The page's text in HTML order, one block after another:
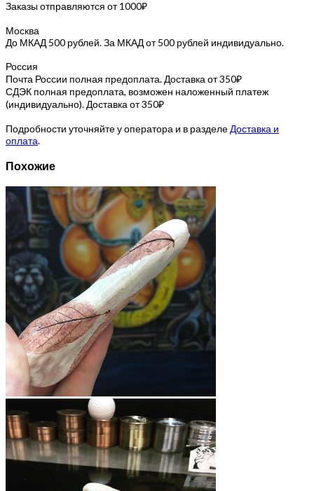
Заказы отправляются от 1000₽
Москва
До МКАД 500 рублей. За МКАД от 500 рублей индивидуально.
Россия
Почта России полная предоплата. Доставка от 350₽
СДЭК полная предоплата, возможен наложенный платеж
(индивидуально). Доставка от 350₽
Подробности уточняйте у оператора и в разделе Доставка и
оплата.
Похожие